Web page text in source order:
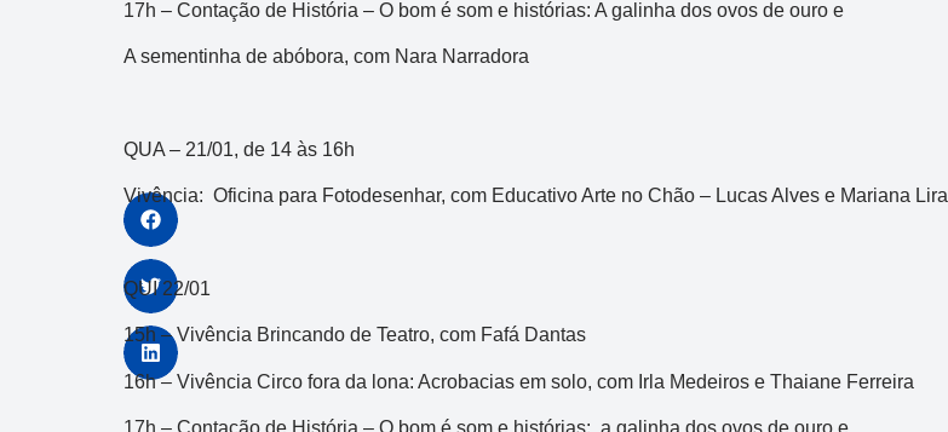
17h – Contação de História – O bom é som e histórias: A galinha dos ovos de ouro e
A sementinha de abóbora, com Nara Narradora
QUA – 21/01, de 14 às 16h
Vivência: Oficina para Fotodesenhar, com Educativo Arte no Chão – Lucas Alves e Mariana Lira
QUI 22/01
15h – Vivência Brincando de Teatro, com Fafá Dantas
16h – Vivência Circo fora da lona: Acrobacias em solo, com Irla Medeiros e Thaiane Ferreira
17h – Contação de História – O bom é som e histórias: a galinha dos ovos de ouro e